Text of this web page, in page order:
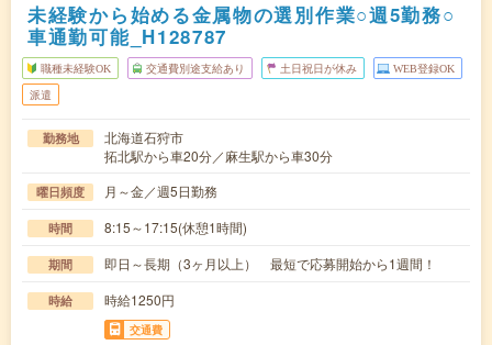
未経験から始める金属物の選別作業○週5勤務○
車通勤可能_H128787
職種未経験OK 交通費別途支給あり 土日祝日が休み WEB登録OK
派遣
勤務地
北海道石狩市
拓北駅から車20分／麻生駅から車30分
曜日頻度 月～金／週5日勤務
時間 8:15～17:15(休憩1時間)
期間 即日～長期（3ヶ月以上） 最短で応募開始から1週間！
時給 時給1250円
交通費